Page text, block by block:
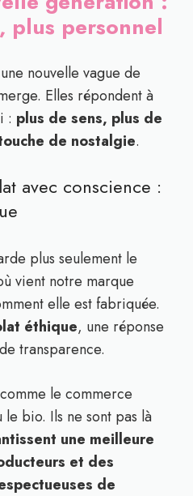
plus personnel
nouvelle vague de
Elles répondent à
: plus de sens, plus de
de nostalgie.
avec conscience :
plus seulement le
vient notre marque
elle est fabriquée.
éthique, une réponse
transparence.
le commerce
bio. Ils ne sont pas là
une meilleure
et des
de